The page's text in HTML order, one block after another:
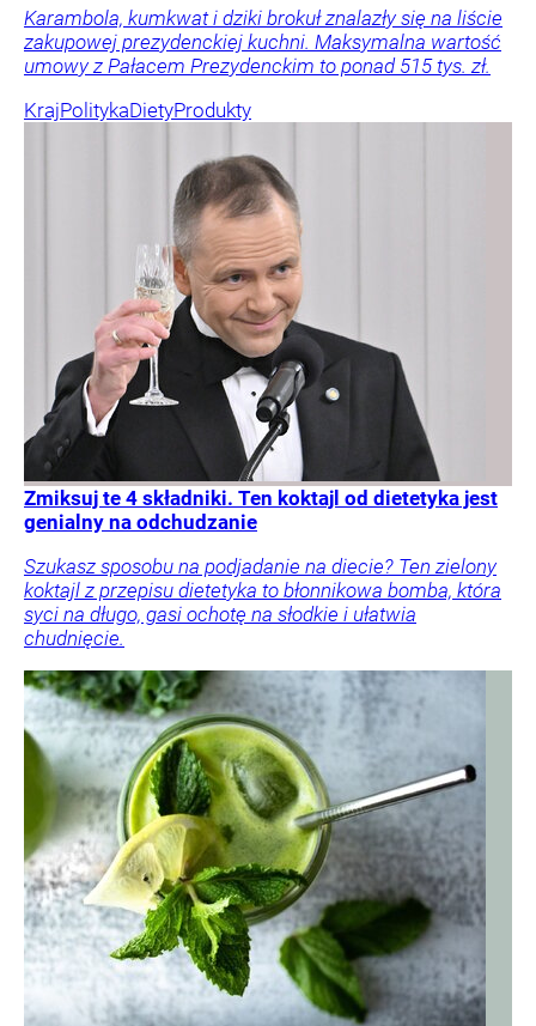
Karambola, kumkwat i dziki brokuł znalazły się na liście
zakupowej prezydenckiej kuchni. Maksymalna wartość
umowy z Pałacem Prezydenckim to ponad 515 tys. zł.
KrajPolitykaDietyProdukty
Zmiksuj te 4 składniki. Ten koktajl od dietetyka jest
genialny na odchudzanie
Szukasz sposobu na podjadanie na diecie? Ten zielony
koktajl z przepisu dietetyka to błonnikowa bomba, która
syci na długo, gasi ochotę na słodkie i ułatwia
chudnięcie.